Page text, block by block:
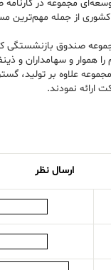
مجموعه در
از جمله مهم‌ترین
صندوق
هموار و سهامداران و
مجموعه علاوه بر
ارائه نمودند.
ارسال نظر